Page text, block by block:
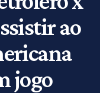
ao
jogo